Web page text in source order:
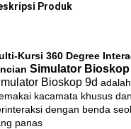
Produk
Kursi 360 Degree
Simulator Bioskop
Bioskop 9d
kacamata khusus
dengan benda
panas